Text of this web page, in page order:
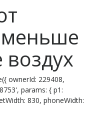
меньше
ownerId: 229408,
params: { p1:
830, phoneWidth: